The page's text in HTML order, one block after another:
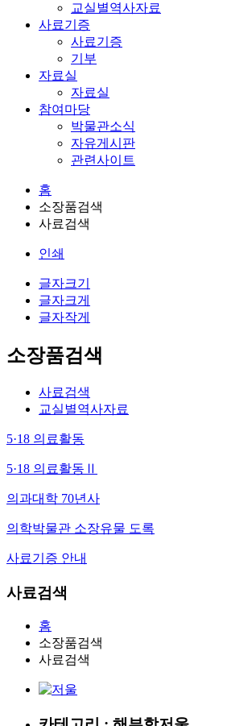
교실별역사자료
사료기증
사료기증
기부
자료실
자료실
참여마당
박물관소식
자유게시판
관련사이트
홈
소장품검색
사료검색
인쇄
글자크기
글자크게
글자작게
소장품검색
사료검색
교실별역사자료
5·18 의료활동
5·18 의료활동Ⅱ
의과대학 70년사
의학박물관 소장유물 도록
사료기증 안내
사료검색
홈
소장품검색
사료검색